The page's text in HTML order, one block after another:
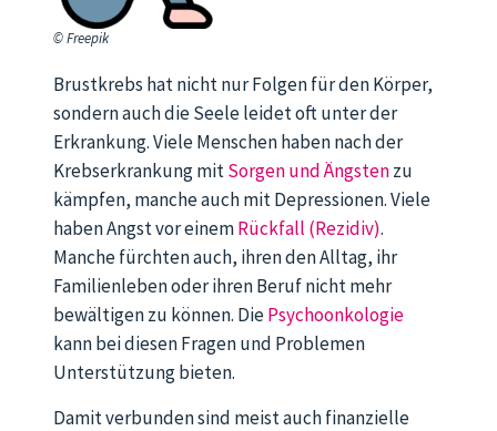
© Freepik
Brustkrebs hat nicht nur Folgen für den Körper,
sondern auch die Seele leidet oft unter der
Erkrankung. Viele Menschen haben nach der
Krebserkrankung mitSorgen und Ängstenzu
kämpfen, manche auch mit Depressionen. Viele
haben Angst vor einemRückfall (Rezidiv).
Manche fürchten auch, ihren den Alltag, ihr
Familienleben oder ihren Beruf nicht mehr
bewältigen zu können. DiePsychoonkologie
kann bei diesen Fragen und Problemen
Unterstützung bieten.
Damit verbunden sind meist auch finanzielle